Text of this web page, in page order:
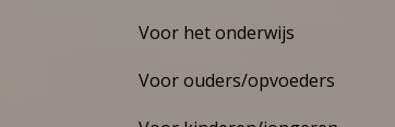
Voor het onderwijs
Voor ouders/opvoeders